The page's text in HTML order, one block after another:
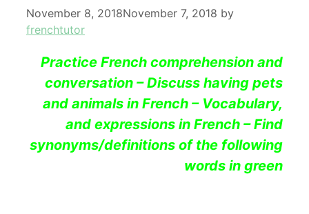
November 8, 2018November 7, 2018 by
frenchtutor
Practice French comprehension and
conversation – Discuss having pets
and animals in French – Vocabulary,
and expressions in French – Find
synonyms/definitions of the following
words in green